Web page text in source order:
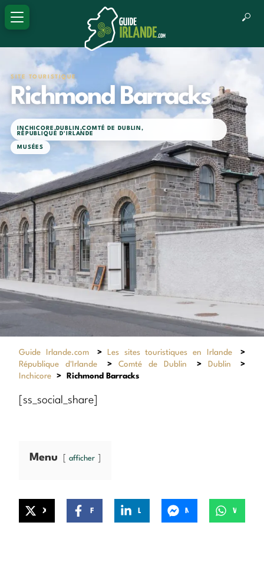
SITE TOURISTIQUE
Richmond Barracks
INCHICORE , DUBLIN ,COMTÉ DE DUBLIN,
RÉPUBLIQUE D'IRLANDE
MUSÉES
Guide Irlande.com > Les sites touristiques en Irlande
>
République d'Irlande
> Comté de Dublin > Dublin
>
Inchicore
> Richmond Barracks
[ss_social_share]
Menu afficher